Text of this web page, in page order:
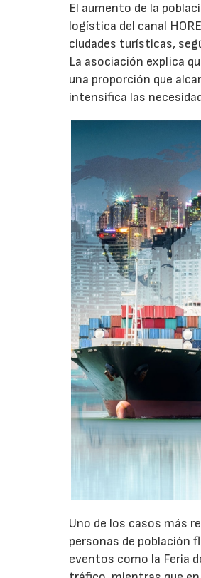
El aumento de la
logística del canal
ciudades turísticas,
La asociación explica
una proporción que
intensifica las
Uno de los casos más
personas de población
eventos como la Feria